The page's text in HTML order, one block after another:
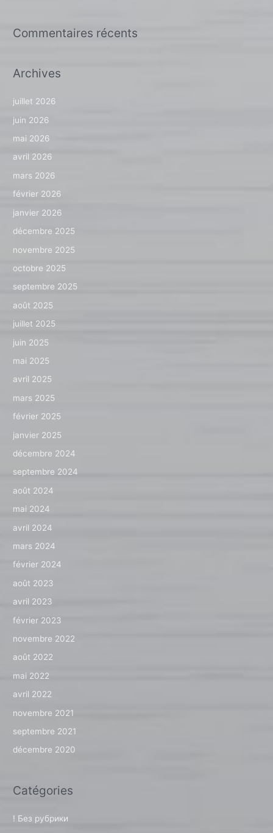
Commentaires récents
Archives
juillet 2026
juin 2026
mai 2026
avril 2026
mars 2026
février 2026
janvier 2026
décembre 2025
novembre 2025
octobre 2025
septembre 2025
août 2025
juillet 2025
juin 2025
mai 2025
avril 2025
mars 2025
février 2025
janvier 2025
décembre 2024
septembre 2024
août 2024
mai 2024
avril 2024
mars 2024
février 2024
août 2023
avril 2023
février 2023
novembre 2022
août 2022
mai 2022
avril 2022
novembre 2021
septembre 2021
décembre 2020
Catégories
! Без рубрики